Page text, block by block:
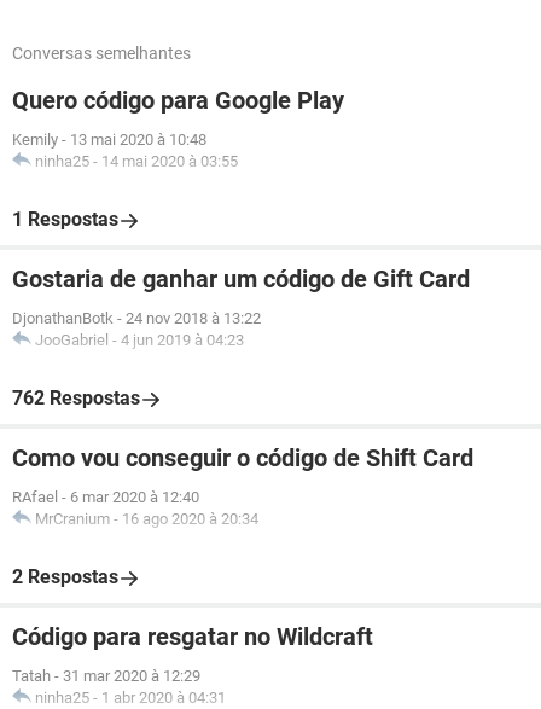
Conversas semelhantes
Quero código para Google Play
Kemily - 13 mai 2020 à 10:48
ninha25 - 14 mai 2020 à 03:55
1 Respostas
Gostaria de ganhar um código de Gift Card
DjonathanBotk - 24 nov 2018 à 13:22
JooGabriel - 4 jun 2019 à 04:23
762 Respostas
Como vou conseguir o código de Shift Card
RAfael - 6 mar 2020 à 12:40
MrCranium - 16 ago 2020 à 20:34
2 Respostas
Código para resgatar no Wildcraft
Tatah - 31 mar 2020 à 12:29
ninha25 - 1 abr 2020 à 04:31